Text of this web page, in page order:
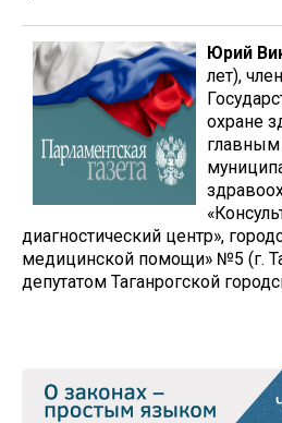
Юрий
лет),
охране
диагностический центр»,
медицинской помощи» №5 (г.
депутатом Таганрогской